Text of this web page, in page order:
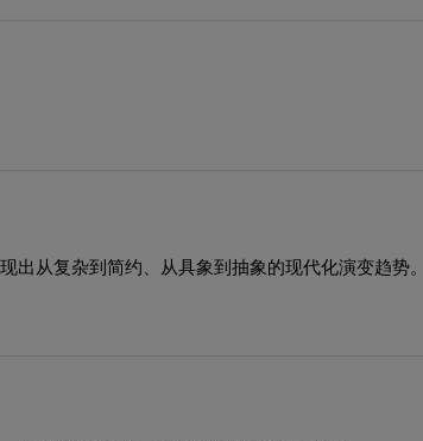
从复杂到简约、从具象到抽象的现代化演变趋势